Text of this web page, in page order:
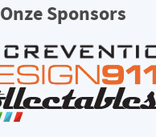
Onze Sponsors